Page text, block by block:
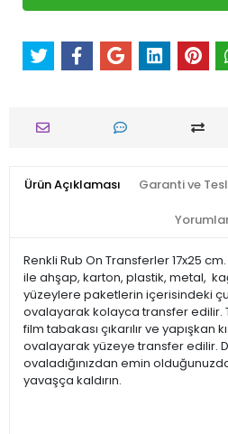
Ürün Açıklaması Garanti ve
Renkli Rub On Transferler 17x25
ile ahşap, karton, plastik, metal,
yüzeylere paketlerin içerisindeki
ovalayarak kolayca transfer edilir.
film tabakası çıkarılır ve yapışkan
ovalayarak yüzeye transfer edilir.
ovaladığınızdan emin
yavaşça kaldırın.